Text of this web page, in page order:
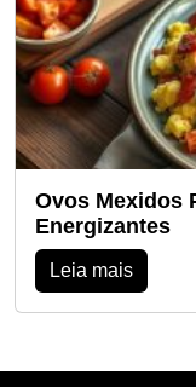
Ovos Mexidos
Energizantes
Leia mais